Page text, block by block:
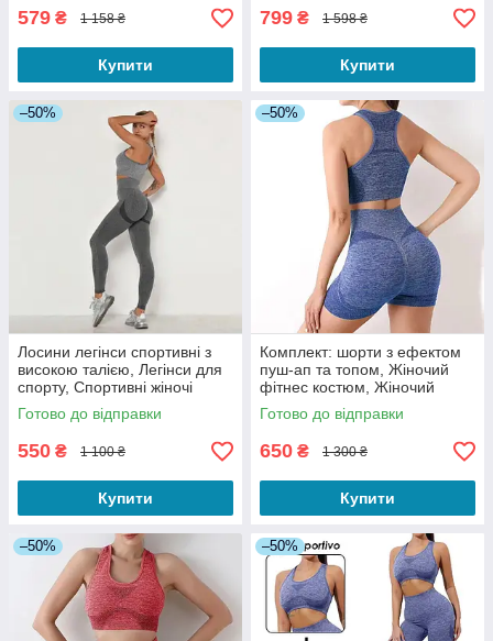
579 ₴ 1 158 ₴
Купити
799 ₴ 1 598 ₴
Купити
–50%
Лосини легінси спортивні з
високою талією, Легінси для
спорту, Спортивні жіночі
легінси
Готово до відправки
550 ₴ 1 100 ₴
Купити
–50%
Комплект: шорти з ефектом
пуш-ап та топом, Жіночий
фітнес костюм, Жіночий
спортивний комплект
Готово до відправки
650 ₴ 1 300 ₴
Купити
–50% –50%